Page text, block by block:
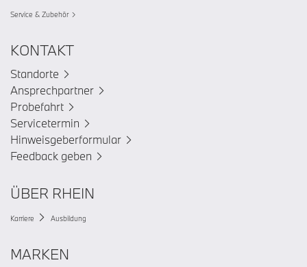
Service & Zubehör
KONTAKT
Standorte
Ansprechpartner
Probefahrt
Servicetermin
Hinweisgeberformular
Feedback geben
ÜBER RHEIN
Karriere Ausbildung
MARKEN